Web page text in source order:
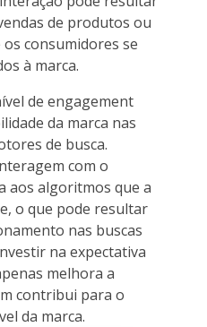
de produtos ou
consumidores se
à marca.
de engagement
da marca nas
de busca.
com o
aos algoritmos que a
o que pode resultar
nas buscas
na expectativa
melhora a
contribui para o
da marca.